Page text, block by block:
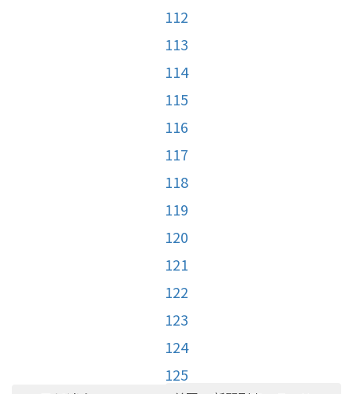
112
113
114
115
116
117
118
119
120
121
122
123
124
125